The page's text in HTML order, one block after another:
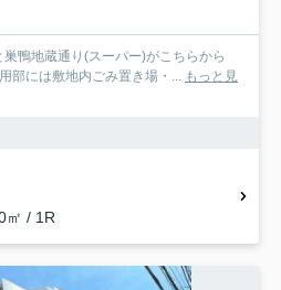
鴨地蔵通り(スーパー)がこちらから
部には敷地内ごみ置き場・... もっと見
㎡ / 1R